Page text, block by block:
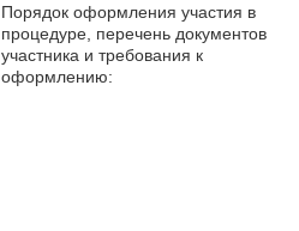
Порядок оформления участия в
процедуре, перечень документов
участника и требования к
оформлению: